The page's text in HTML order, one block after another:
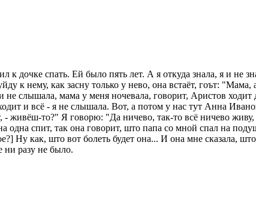
к дочке спать. Ей было пять лет. А я откуда знала, я и не
к нему, как засну только у нево, она встаёт, гоът:
не слышала, мама у меня ночевала, говорит, Аристов
ходит и всё - я не слышала. Вот, а потом у нас тут Анна
- живёш-то?" Я говорю: "Да ничево, так-то всё ничево
одна спит, так она говорит, што папа со мной спал на
Ну как, што вот болеть будет она... И она мне сказала,
ни разу не было.